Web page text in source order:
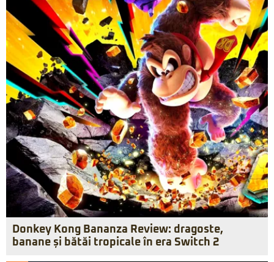
Donkey Kong Bananza Review: dragoste,
banane și bătăi tropicale în era Switch 2